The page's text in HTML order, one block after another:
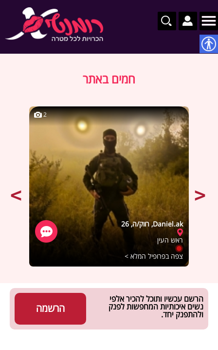
חמים באתר
2
Daniel.ak, רווק/ה, 26
ראש העין
צפה בפרופיל המלא >
הרשמה
הרשם עכשיו ותוכל להכיר אלפי
נשים איכותיות המחפשות לפנק
ולהתפנק יחד.